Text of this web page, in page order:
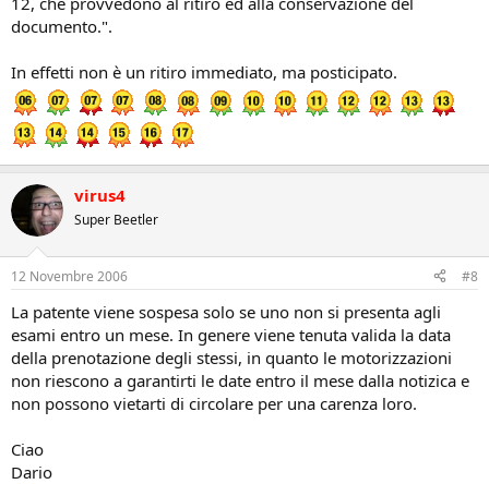
documento.".
In effetti non è un ritiro immediato, ma posticipato.
virus4
Super Beetler
12 Novembre 2006 #8
La patente viene sospesa solo se uno non si presenta agli
esami entro un mese. In genere viene tenuta valida la data
della prenotazione degli stessi, in quanto le motorizzazioni
non riescono a garantirti le date entro il mese dalla notizica e
non possono vietarti di circolare per una carenza loro.
Ciao
Dario